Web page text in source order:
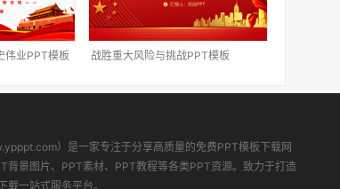
伟业PPT模板 战胜重大风险与挑战PPT模板
）是一家专注于分享高质量的免费PPT模板下载网
背景图片、PPT素材、PPT教程等各类PPT资源。致力于打造
载一站式服务平台。